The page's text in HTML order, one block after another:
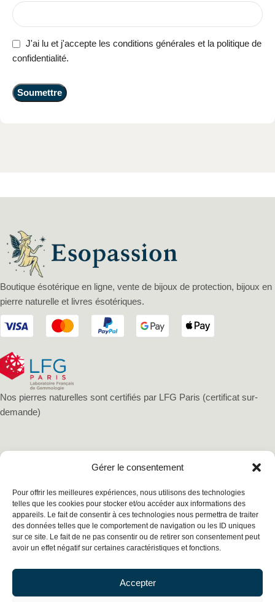
Gérer le consentement
Pour offrir les meilleures expériences, nous utilisons des technologies
telles que les cookies pour stocker et/ou accéder aux informations des
appareils. Le fait de consentir à ces technologies nous permettra de traiter
des données telles que le comportement de navigation ou les ID uniques
sur ce site. Le fait de ne pas consentir ou de retirer son consentement peut
avoir un effet négatif sur certaines caractéristiques et fonctions.
Accepter
J'ai lu et j'accepte les conditions générales et la politique de
confidentialité.
Boutique ésotérique en ligne, vente de bijoux de protection, bijoux en
pierre naturelle et livres ésotériques.
Nos pierres naturelles sont certifiés par LFG Paris (certificat sur-
demande)
Mentions légalesPolitique de confidentialité
Conditions générales de vente